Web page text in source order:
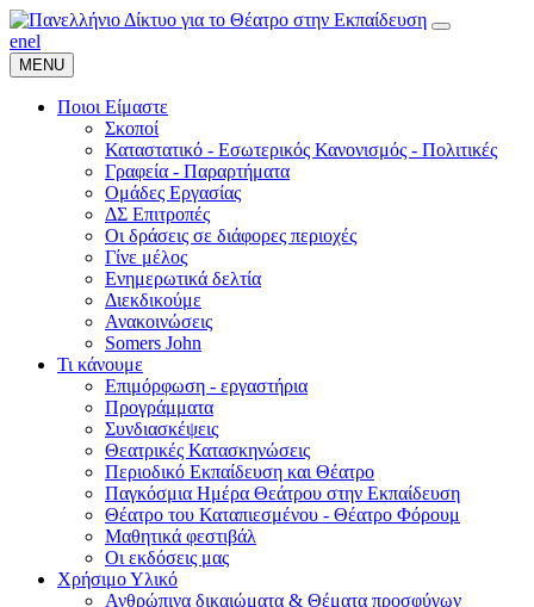
enel
MENU
Ποιοι Είμαστε
Σκοποί
Καταστατικό - Εσωτερικός Κανονισμός - Πολιτικές
Γραφεία - Παραρτήματα
Ομάδες Εργασίας
ΔΣ Επιτροπές
Οι δράσεις σε διάφορες περιοχές
Γίνε μέλος
Ενημερωτικά δελτία
Διεκδικούμε
Ανακοινώσεις
Somers John
Τι κάνουμε
Επιμόρφωση - εργαστήρια
Προγράμματα
Συνδιασκέψεις
Θεατρικές Κατασκηνώσεις
Περιοδικό Εκπαίδευση και Θέατρο
Παγκόσμια Ημέρα Θεάτρου στην Εκπαίδευση
Θέατρο του Καταπιεσμένου - Θέατρο Φόρουμ
Μαθητικά φεστιβάλ
Οι εκδόσεις μας
Χρήσιμο Υλικό
Ανθρώπινα δικαιώματα & Θέματα προσφύγων